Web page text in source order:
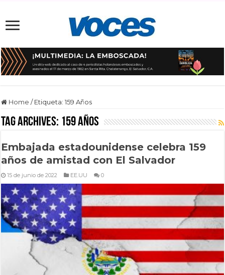
Home / Etiqueta:159 Años
Tag Archives: 159 Años
Embajada estadounidense celebra 159
años de amistad con El Salvador
15 de junio de 2022 EE.UU 0